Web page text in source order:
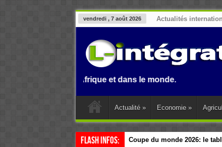
vendredi , 7 août 2026 Actualités
en Afrique et dans le monde.
Actualité » Economie »
Flash Infos: Coupe du monde 2026: le
Esclavage: à Accra,